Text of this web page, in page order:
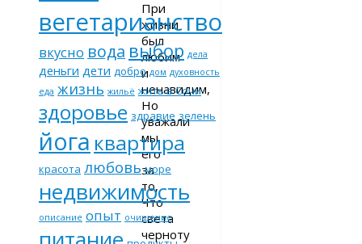
При
жизни
был
любим
и
ненавидим,
Но
уважали
мы
его
за
то,
Что
света
черноту
вегетарианство
вкусно вода выбор дела
деньги дети добро дом духовность
еда жизнь жильё жить в Сочи
здоровье здравие зелень
йога квартира
красота любовь море
недвижимость
описание опыт очищение